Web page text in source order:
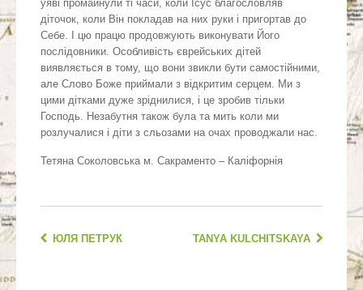
уяві промайнули ті часи, коли Ісус благословляв
діточок, коли Він покладав на них руки і пригортав до
Себе. І цю працю продовжують виконувати Його
послідовники. Особливість єврейських дітей
виявляється в тому, що вони звикли бути самостійними,
але Слово Боже приймали з відкритим серцем. Ми з
цими дітками дуже зріднилися, і це зробив тільки
Господь. Незабутня також була та мить коли ми
розлучалися і діти з сльозами на очах проводжали нас.
Тетяна Соколовська м. Сакраменто – Каліфорнія
ЮЛЯ ПЕТРУК TANYA KULCHITSKAYA